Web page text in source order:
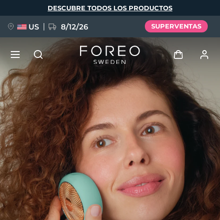
DESCUBRE TODOS LOS PRODUCTOS
US 8/12/26 SUPERVENTAS
Iniciar sesión
Perfil de usuario
Mis dispositivos
Mis pedidos
Mis direcciones
Mis suscripciones
NUEVO
FAQ™ Pure Beauty-Tech Elixir
BREAKING NEWS
issa™ Teeth Whitening Set
Idioma
English Deutsch
Español
Français
Italiano
Português
Polski
Svenska
Русский
Türkçe
简体中文 繁體中文